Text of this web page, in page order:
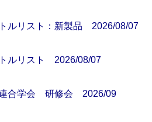
ルリスト：新製品 2026/08/07
ルリスト 2026/08/07
連合学会 研修会 2026/09